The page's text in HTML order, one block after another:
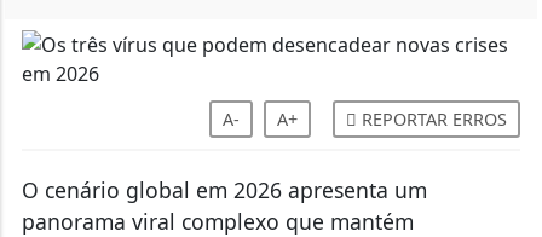
A- A+ REPORTAR ERROS
O cenário global em 2026 apresenta um
panorama viral complexo que mantém